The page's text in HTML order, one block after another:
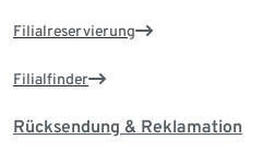
Filialreservierung
Filialfinder
Rücksendung & Reklamation